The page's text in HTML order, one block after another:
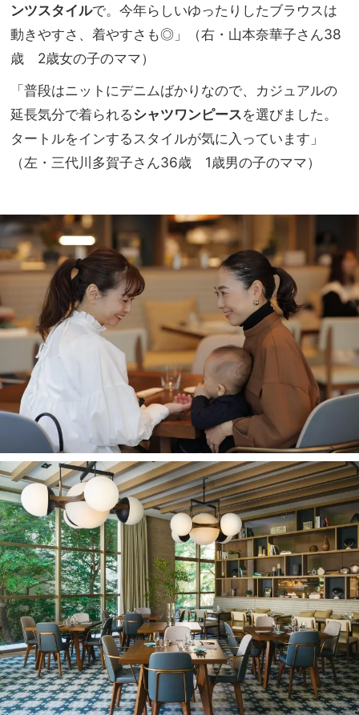
ンツスタイルで。今年らしいゆったりしたブラウスは
動きやすさ、着やすさも◎」（右・山本奈華子さん38
歳 2歳女の子のママ）
「普段はニットにデニムばかりなので、カジュアルの
延長気分で着られるシャツワンピースを選びました。
タートルをインするスタイルが気に入っています」
（左・三代川多賀子さん36歳 1歳男の子のママ）